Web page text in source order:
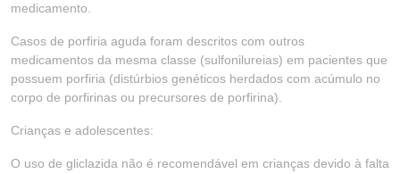
medicamento.
Casos de porfiria aguda foram descritos com outros
medicamentos da mesma classe (sulfonilureias) em pacientes que
possuem porfiria (distúrbios genéticos herdados com acúmulo no
corpo de porfirinas ou precursores de porfirina).
Crianças e adolescentes:
O uso de gliclazida não é recomendável em crianças devido à falta